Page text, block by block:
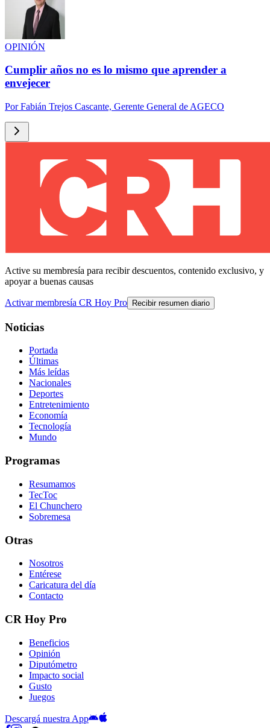
OPINIÓN
Cumplir años no es lo mismo que aprender a
envejecer
PorFabián Trejos Cascante, Gerente General de AGECO
Active su membresía para recibir descuentos, contenido exclusivo, y
apoyar a buenas causas
Activar membresía CR Hoy Pro Recibir resumen diario
Noticias
Portada
Últimas
Más leídas
Nacionales
Deportes
Entretenimiento
Economía
Tecnología
Mundo
Programas
Resumamos
TecToc
El Chunchero
Sobremesa
Otras
Nosotros
Entérese
Caricatura del día
Contacto
CR Hoy Pro
Beneficios
Opinión
Diputómetro
Impacto social
Gusto
Juegos
Descargá nuestra App